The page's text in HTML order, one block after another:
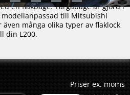
en flakbåge. Targabåge är gjord i
till Mitsubishi
även många olika typer av flaklock
din L200.
Priser ex. moms